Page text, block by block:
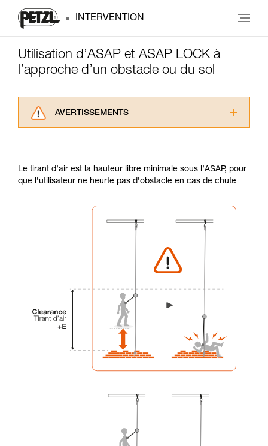
INTERVENTION
Utilisation d’ASAP et ASAP LOCK à
l’approche d’un obstacle ou du sol
AVERTISSEMENTS
informations de la notice technique pour
pouvoir comprendre ce complément
Maîtriser ces techniques nécessite une
formation et un entraînement spécifique. Validez
avec un professionnel votre capacité à refaire
de la reproduire en autonomie.
Nous donnons des exemples de techniques
que nous ne décrivons pas ici.
Le tirant d’air est la hauteur libre minimale sous l’ASAP, pour
que l’utilisateur ne heurte pas d’obstacle en cas de chute